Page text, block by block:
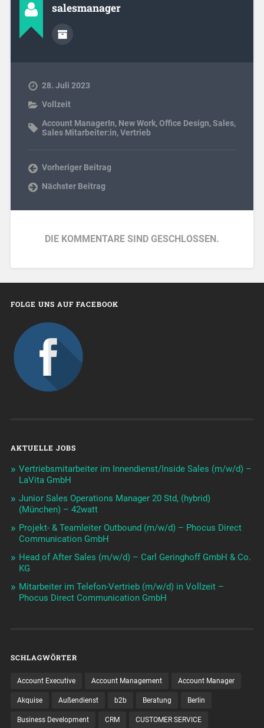
salesmanager
28. Juli 2023
Vollzeit
Account ManagerIn, New Work,Office Design,Sales,
Sales Mitarbeiter:in,Vertrieb
Vorheriger Beitrag
Nächster Beitrag
DIE KOMMENTARE SIND GESCHLOSSEN.
FOLGE UNS AUF FACEBOOK
AKTUELLE JOBS
Vertriebsmitarbeiter im Innendienst/Inside Sales (m/w/d) –
LaVita GmbH
Junior Sales Operations Manager 20 Std, (hybrid)
(München) – 42watt
Projekt- & Teamleiter Outbound (m/w/d) – Phocus Direct
Communication GmbH
Head of After Sales (m/w/d) – Carl Geringhoff GmbH & Co.
KG
Mitarbeiter im Telefon-Vertrieb (m/w/d) in Vollzeit –
Phocus Direct Communication GmbH
SCHLAGWÖRTER
Account Executive Account Management Account Manager
Akquise Außendienst b2b Beratung Berlin
Business Development CRM CUSTOMER SERVICE